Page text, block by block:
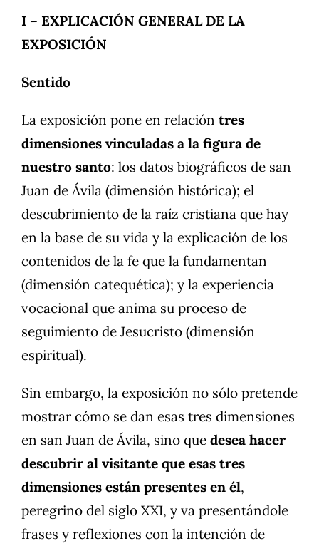
I – EXPLICACIÓN GENERAL DE LA
EXPOSICIÓN
Sentido
La exposición pone en relación tres
dimensiones vinculadas a la figura de
nuestro santo: los datos biográficos de san
Juan de Ávila (dimensión histórica); el
descubrimiento de la raíz cristiana que hay
en la base de su vida y la explicación de los
contenidos de la fe que la fundamentan
(dimensión catequética); y la experiencia
vocacional que anima su proceso de
seguimiento de Jesucristo (dimensión
espiritual).
Sin embargo, la exposición no sólo pretende
mostrar cómo se dan esas tres dimensiones
en san Juan de Ávila, sino que desea hacer
descubrir al visitante que esas tres
dimensiones están presentes en él,
peregrino del siglo XXI, y va presentándole
frases y reflexiones con la intención de